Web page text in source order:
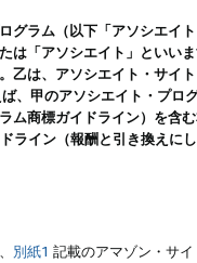
グラム（以下「アソシエイ
は「アソシエイト」とい
乙は、アソシエイト・サイ
、甲のアソシエイト・プ
ム商標ガイドライン）を
ライン（報酬と引き換えに
別紙1 記載のアマゾン・サ